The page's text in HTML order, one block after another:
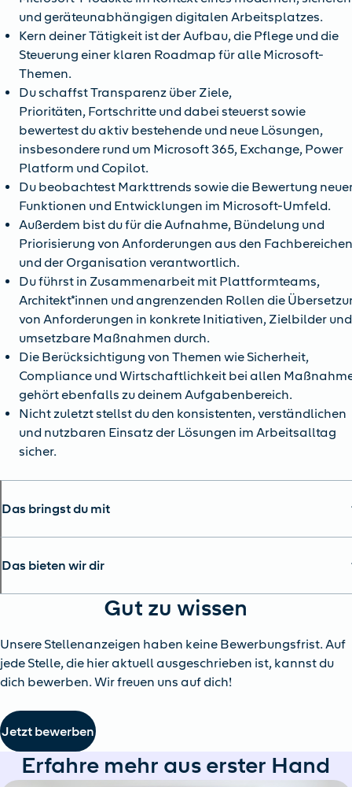
und geräteunabhängigen digitalen Arbeitsplatzes.
Kern deiner Tätigkeit ist der Aufbau, die Pflege und die
Steuerung einer klaren Roadmap für alle Microsoft-
Themen.
Du schaffst Transparenz über Ziele,
Prioritäten, Fortschritte und dabei steuerst sowie
bewertest du aktiv bestehende und neue Lösungen,
insbesondere rund um Microsoft 365, Exchange, Power
Platform und Copilot.
Du beobachtest Markttrends sowie die Bewertung
Funktionen und Entwicklungen im Microsoft-Umfeld.
Außerdem bist du für die Aufnahme, Bündelung und
Priorisierung von Anforderungen aus den
und der Organisation verantwortlich.
Du führst in Zusammenarbeit mit Plattformteams,
Architekt*innen und angrenzenden Rollen die
von Anforderungen in konkrete Initiativen, Zielbilder und
umsetzbare Maßnahmen durch.
Die Berücksichtigung von Themen wie Sicherheit,
Compliance und Wirtschaftlichkeit bei allen
gehört ebenfalls zu deinem Aufgabenbereich.
Nicht zuletzt stellst du den konsistenten, verständlichen
und nutzbaren Einsatz der Lösungen im Arbeitsalltag
sicher.
Das bringst du mit
Das bieten wir dir
Gut zu wissen
Unsere Stellenanzeigen haben keine Bewerbungsfrist. Auf
jede Stelle, die hier aktuell ausgeschrieben ist, kannst du
dich bewerben. Wir freuen uns auf dich!
Jetzt bewerben
Erfahre mehr aus erster Hand